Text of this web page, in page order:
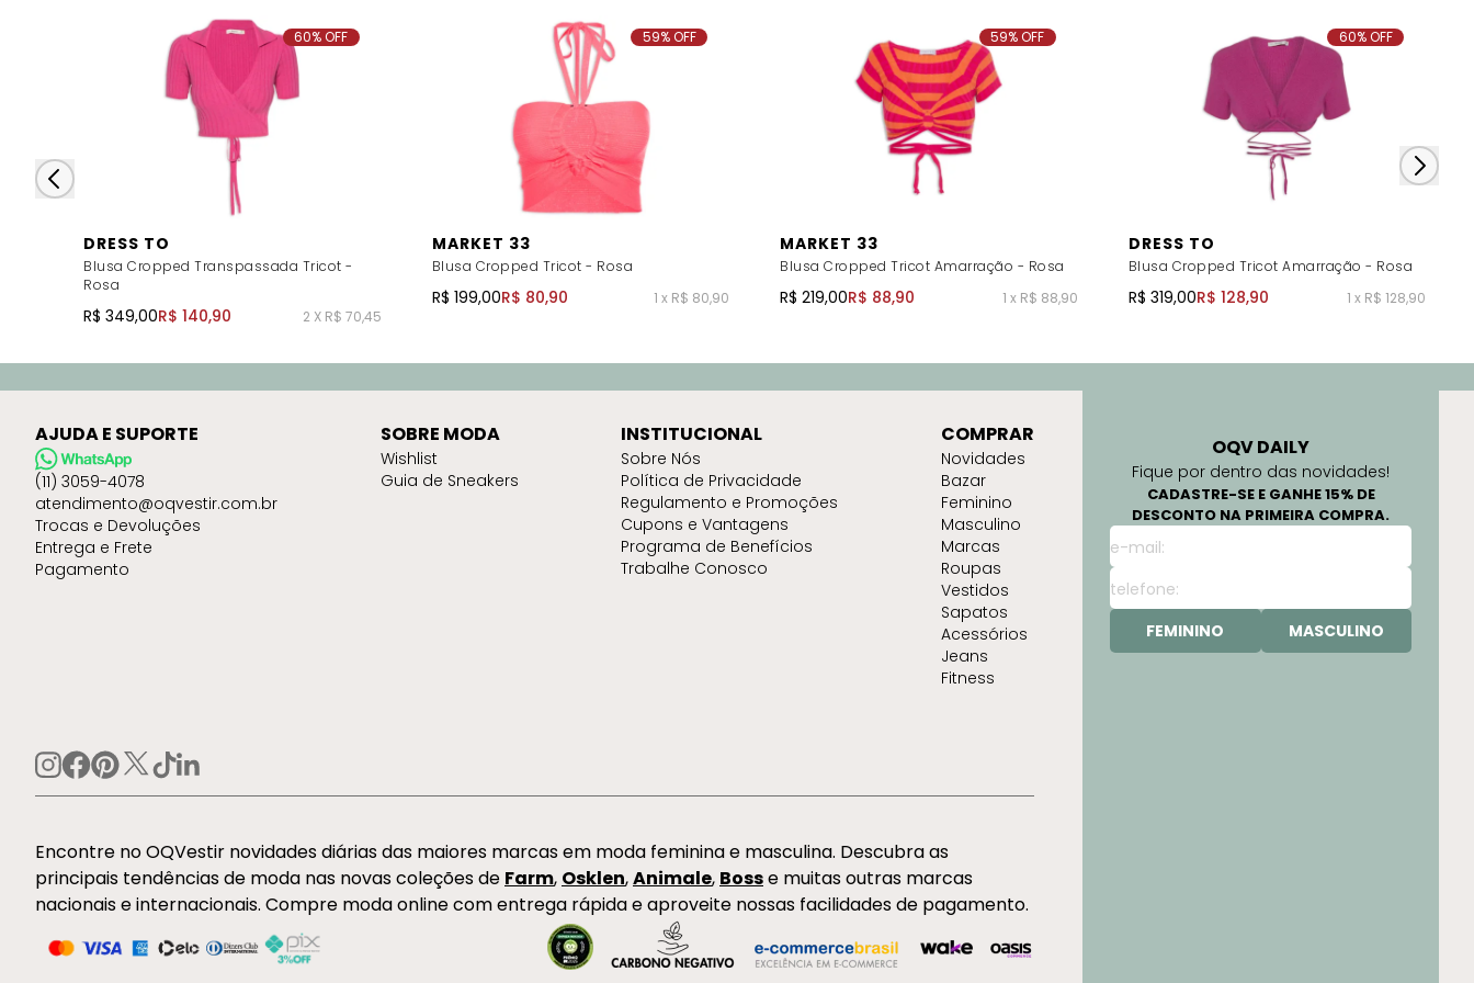
DRESS TO
Blusa Cropped Transpassada Tricot -
Rosa
R$ 349,00R$ 140,90 2 X R$ 70,45
60% OFF
MARKET 33
Blusa Cropped Tricot - Rosa
R$ 199,00R$ 80,90 1 x R$ 80,90
59% OFF
MARKET 33
Blusa Cropped Tricot Amarração - Rosa
R$ 219,00R$ 88,90 1 x R$ 88,90
59% OFF
DRESS TO
Blusa Cropped Tricot Amarração - Rosa
R$ 319,00R$ 128,90 1 x R$ 128,90
60% OFF
OQV DAILY
Fique por dentro das novidades!
CADASTRE-SE E GANHE 15% DE
DESCONTO NA PRIMEIRA COMPRA.
FEMININO MASCULINO
AJUDA E SUPORTE
(11) 3059-4078
atendimento@oqvestir.com.br
Trocas e Devoluções
Entrega e Frete
Pagamento
SOBRE MODA
Wishlist
Guia de Sneakers
INSTITUCIONAL
Sobre Nós
Política de Privacidade
Regulamento e Promoções
Cupons e Vantagens
Programa de Benefícios
Trabalhe Conosco
COMPRAR
Novidades
Bazar
Feminino
Masculino
Marcas
Roupas
Vestidos
Sapatos
Acessórios
Jeans
Fitness
Encontre no OQVestir novidades diárias das maiores marcas em moda feminina e masculina. Descubra as
principais tendências de moda nas novas coleções de Farm, Osklen,Animale, Bosse muitas outras marcas
nacionais e internacionais. Compre moda online com entrega rápida e aproveite nossas facilidades de pagamento.